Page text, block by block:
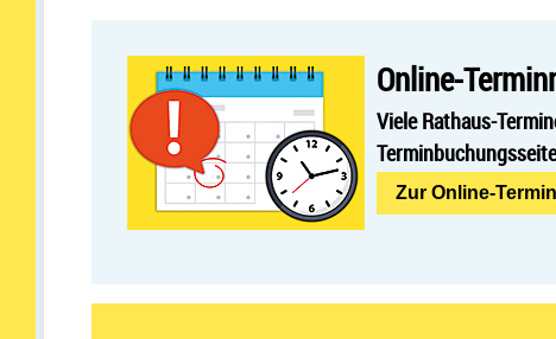
Online-
Viele Rathaus-
Zur Online-